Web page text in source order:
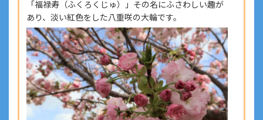
「福禄寿（ふくろくじゅ）」その名にふさわしい趣が
あり、淡い紅色をした八重咲の大輪です。